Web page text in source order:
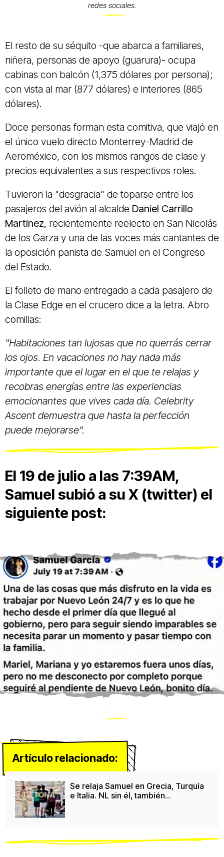
redes sociales.
El resto de su séquito -que abarca a familiares,
niñera, personas de apoyo (guarura)- ocupa
cabinas con balcón (1,375 dólares por persona);
con vista al mar (877 dólares) e interiores (865
dólares).
Doce personas forman esta comitiva, que viajó en
el único vuelo directo Monterrey-Madrid de
Aeroméxico, con los mismos rangos de clase y
precios equivalentes a sus respectivos roles.
Tuvieron la "desgracia" de toparse entre los
pasajeros del avión al alcalde Daniel Carrillo
Martínez, recientemente reelecto en San Nicolás
de los Garza y una de las voces más cantantes de
la oposición panista de Samuel en el Congreso
del Estado.
El folleto de mano entregado a cada pasajero de
la Clase Edge en el crucero dice a la letra. Abro
comillas:
"Habitaciones tan lujosas que no querrás cerrar
los ojos. En vacaciones no hay nada más
importante que el lugar en el que te relajas y
recobras energías entre las experiencias
emocionantes que vives cada día. Celebrity
Ascent demuestra que hasta la perfección
puede mejorarse".
El 19 de julio a las 7:39AM,
Samuel subió a su X (twitter) el
siguiente post:
.
Artículo relacionado:
Se relaja Samuel en Grecia, Turquía
e Italia. NL sin él, también...